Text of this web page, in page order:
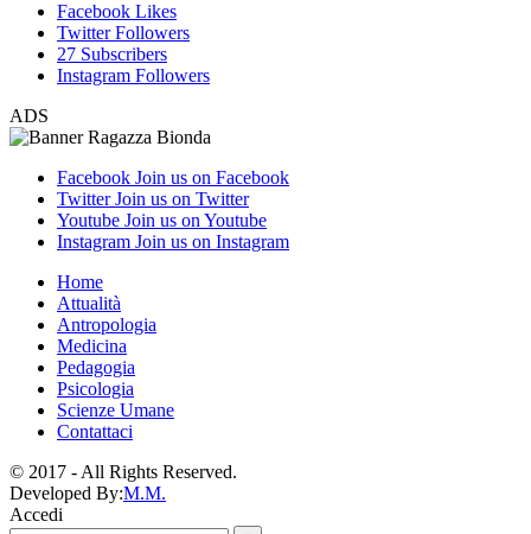
Facebook Likes
Twitter Followers
27 Subscribers
Instagram Followers
ADS
Facebook Join us on Facebook
Twitter Join us on Twitter
Youtube Join us on Youtube
Instagram Join us on Instagram
Home
Attualità
Antropologia
Medicina
Pedagogia
Psicologia
Scienze Umane
Contattaci
© 2017 - All Rights Reserved.
Developed By:M.M.
Accedi